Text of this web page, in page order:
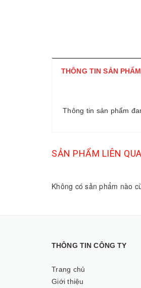
THÔNG TIN SẢN PHẨM
Thông tin sản phẩm
SẢN PHẨM LIÊN
Không có sản phẩm nào
THÔNG TIN CÔNG TY
Trang chủ
Giới thiệu